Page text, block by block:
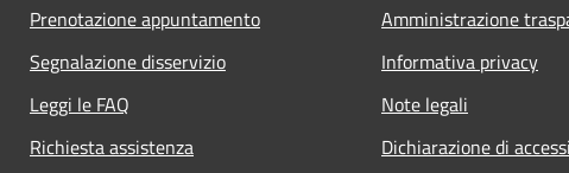
Prenotazione appuntamento
Segnalazione disservizio
Leggi le FAQ
Richiesta assistenza
Amministrazione
Informativa privacy
Note legali
Dichiarazione di